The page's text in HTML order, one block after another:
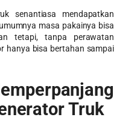
senantiasa mendapatkan
masa pakainya bisa
tetapi, tanpa perawatan
hanya bisa bertahan sampai
Truk